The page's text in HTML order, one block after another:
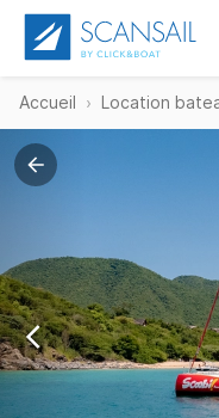
Accueil Location